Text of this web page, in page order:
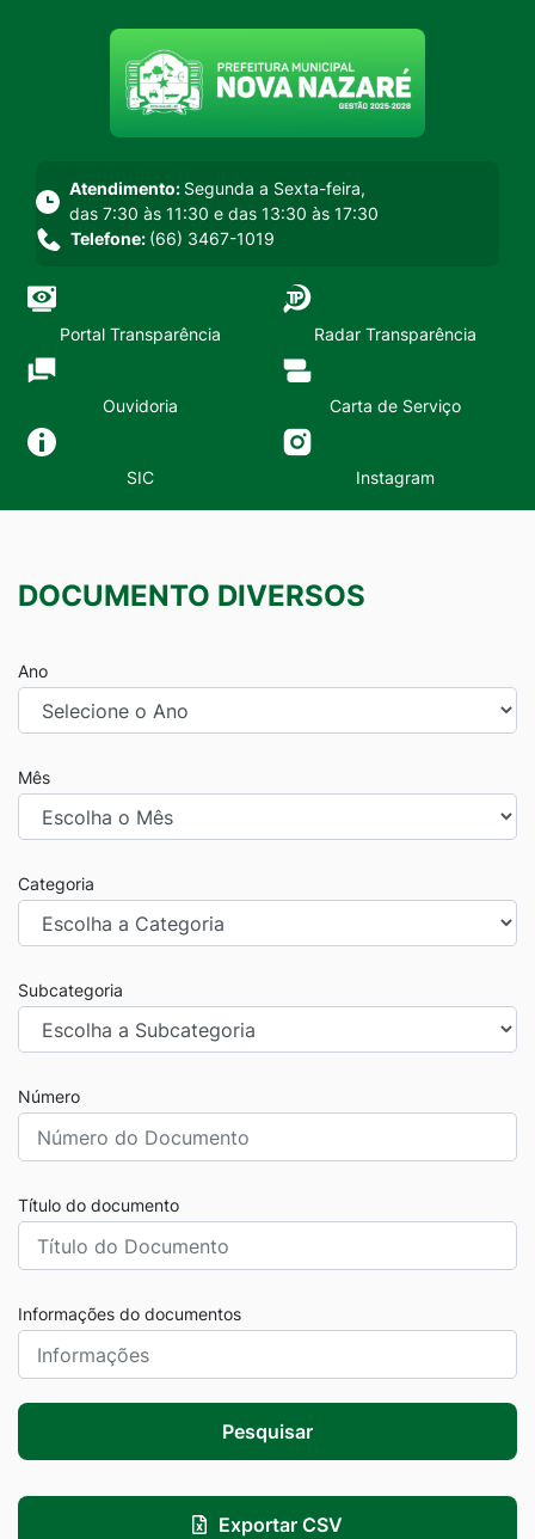
Seção do menu principal
Atendimento: Segunda a Sexta-feira,
das 7:30 às 11:30 e das 13:30 às 17:30
Telefone: (66) 3467-1019
Portal Transparência Radar Transparência
Ouvidoria Carta de Serviço
SIC Instagram
DOCUMENTO DIVERSOS
Ano
Mês
Categoria
Subcategoria
Número
Título do documento
Informações do documentos
Pesquisar
Exportar CSV